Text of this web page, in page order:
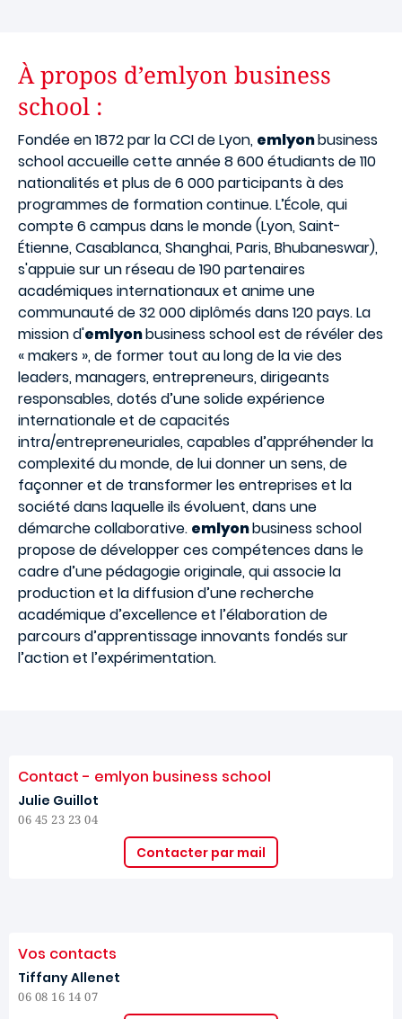
À propos d’emlyon business
school :
Fondée en 1872 par la CCI de Lyon, emlyonbusiness
school accueille cette année 8 600 étudiants de 110
nationalités et plus de 6 000 participants à des
programmes de formation continue. L’École, qui
compte 6 campus dans le monde (Lyon, Saint-
Étienne, Casablanca, Shanghai, Paris, Bhubaneswar),
s'appuie sur un réseau de 190 partenaires
académiques internationaux et anime une
communauté de 32 000 diplômés dans 120 pays. La
mission d'emlyonbusiness school est de révéler des
« makers », de former tout au long de la vie des
leaders, managers, entrepreneurs, dirigeants
responsables, dotés d’une solide expérience
internationale et de capacités
intra/entrepreneuriales, capables d’appréhender la
complexité du monde, de lui donner un sens, de
façonner et de transformer les entreprises et la
société dans laquelle ils évoluent, dans une
démarche collaborative. emlyonbusiness school
propose de développer ces compétences dans le
cadre d’une pédagogie originale, qui associe la
production et la diffusion d’une recherche
académique d’excellence et l’élaboration de
parcours d’apprentissage innovants fondés sur
l’action et l’expérimentation.
Contact - emlyon business school
Julie Guillot
06 45 23 23 04
Contacter par mail
Vos contacts
Tiffany Allenet
06 08 16 14 07